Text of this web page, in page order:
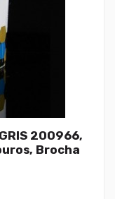
200966,
Brocha